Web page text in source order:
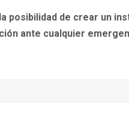
posibilidad de crear un
ante cualquier